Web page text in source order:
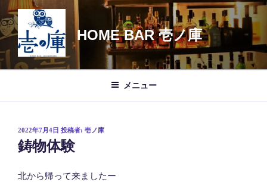
コ
ン
テ
ン
ツ
HOME BAR 壱ノ庫
メニュー
投
稿
日:
2022年7月4日 投稿者: 壱ノ庫
鋳物体験
北から帰って来ましたー